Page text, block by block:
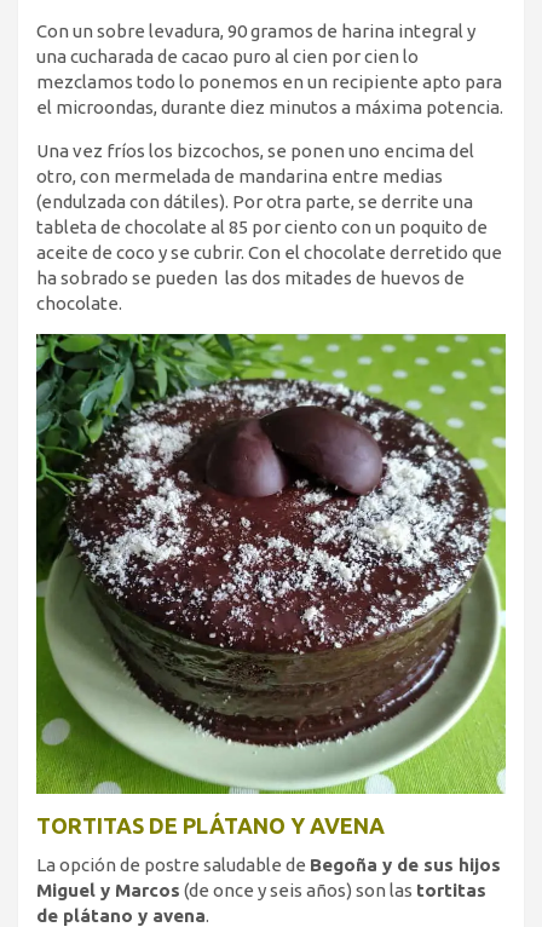
Con un sobre levadura, 90 gramos de harina integral y
una cucharada de cacao puro al cien por cien lo
mezclamos todo lo ponemos en un recipiente apto para
el microondas, durante diez minutos a máxima potencia.
Una vez fríos los bizcochos, se ponen uno encima del
otro, con mermelada de mandarina entre medias
(endulzada con dátiles). Por otra parte, se derrite una
tableta de chocolate al 85 por ciento con un poquito de
aceite de coco y se cubrir. Con el chocolate derretido que
ha sobrado se pueden las dos mitades de huevos de
chocolate.
TORTITAS DE PLÁTANO Y AVENA
La opción de postre saludable de Begoña y de sus hijos
Miguel y Marcos (de once y seis años) son las tortitas
de plátano y avena.